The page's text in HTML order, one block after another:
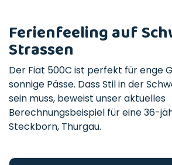
Ferienfeeling auf
Strassen
Der Fiat 500C ist perfekt für enge
sonnige Pässe. Dass Stil in der
sein muss, beweist unser aktuelles
Berechnungsbeispiel für eine 36-
Steckborn, Thurgau.